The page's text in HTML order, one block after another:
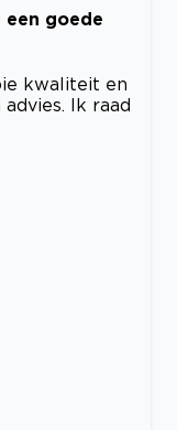
goede
kwaliteit en
Ik raad